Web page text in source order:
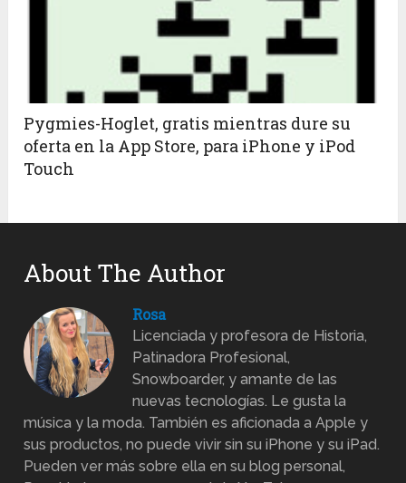
Pygmies-Hoglet, gratis mientras dure su
oferta en la App Store, para iPhone y iPod
Touch
About The Author
Rosa
Licenciada y profesora de Historia,
Patinadora Profesional,
Snowboarder, y amante de las
nuevas tecnologías. Le gusta la
música y la moda. También es aficionada a Apple y
sus productos, no puede vivir sin su iPhone y su iPad.
Pueden ver más sobre ella en su blog personal,